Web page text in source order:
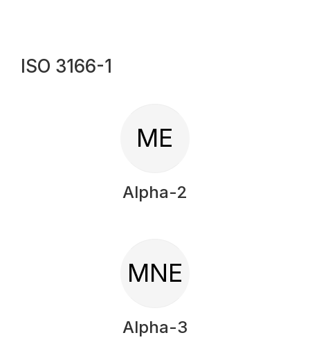
ISO 3166-1
ME
Alpha-2
MNE
Alpha-3